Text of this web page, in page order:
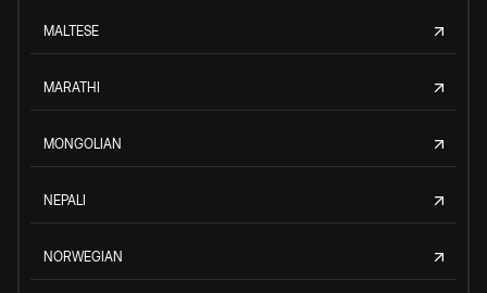
MALTESE
MARATHI
MONGOLIAN
NEPALI
NORWEGIAN